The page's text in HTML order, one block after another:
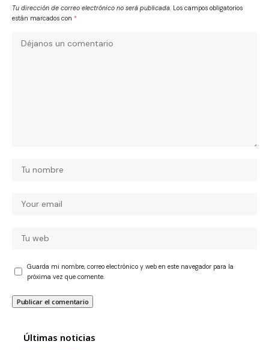
Tu dirección de correo electrónico no será publicada. Los campos obligatorios
están marcados con *
Guarda mi nombre, correo electrónico y web en este navegador para la
próxima vez que comente.
Últimas noticias